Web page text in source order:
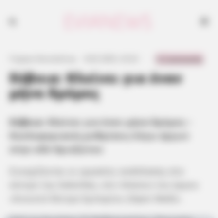
Εύβοια: Κλείνει για έναν
μήνα δρόμος
Εύβοια
: Κλείνει για έναν μήνα δρόμος –
Κυκλοφοριακές ρυθμίσεις λόγω έργων